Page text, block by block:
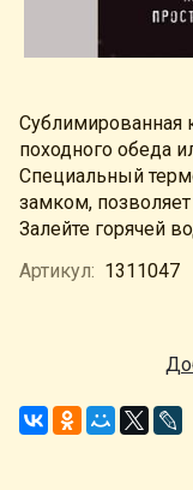
Сублимированная
походного обеда
Специальный
замком,
Залейте горячей
Артикул: 1311047